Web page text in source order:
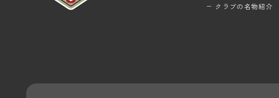
クラブの名物紹介